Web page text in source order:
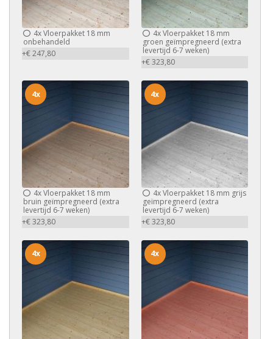
4xVloerpakket 18 mm
onbehandeld
+€ 247,80
4xVloerpakket 18 mm
groen geïmpregneerd (extra
levertijd 6-7 weken)
+€ 323,80
4xVloerpakket 18 mm
bruin geïmpregneerd (extra
levertijd 6-7 weken)
+€ 323,80
4x
4xVloerpakket 18 mm grijs
geïmpregneerd (extra
levertijd 6-7 weken)
+€ 323,80
4x
4x 4x